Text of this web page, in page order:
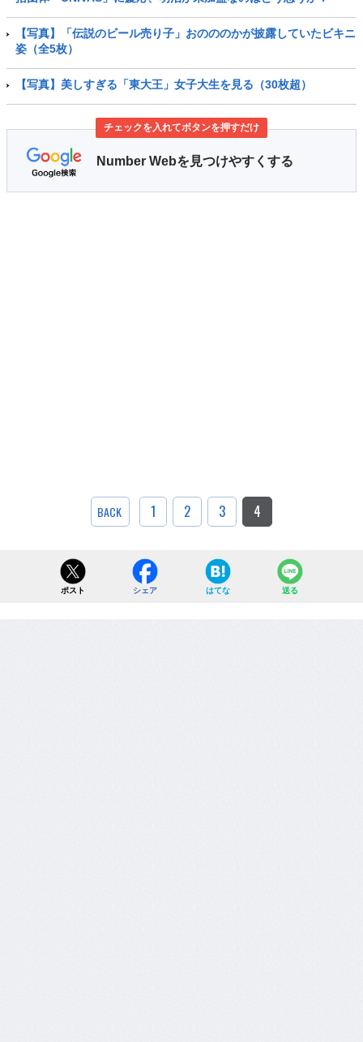
【写真】「伝説のビール売り子」おのののかが披露していたビキニ
姿（全5枚）
【写真】美しすぎる「東大王」女子大生を見る（30枚超）
チェックを入れてボタンを押すだけ
Number Webを見つけやすくする
BACK 1 2 3 4
ポスト シェア はてな 送る